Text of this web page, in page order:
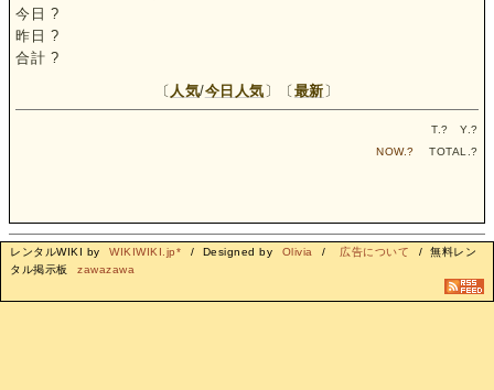
今日 ?
昨日 ?
合計 ?
〔 人気/今日人気〕〔最新〕
T.? Y.?
NOW.? TOTAL.?
レンタルWIKI by WIKIWIKI.jp* / Designed by Olivia / 広告について
/ 無料レン
タル掲示板
zawazawa